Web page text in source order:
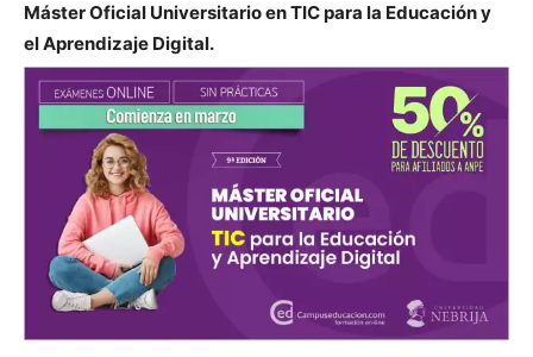
Máster Oficial Universitario en TIC para la Educación y
el Aprendizaje Digital.